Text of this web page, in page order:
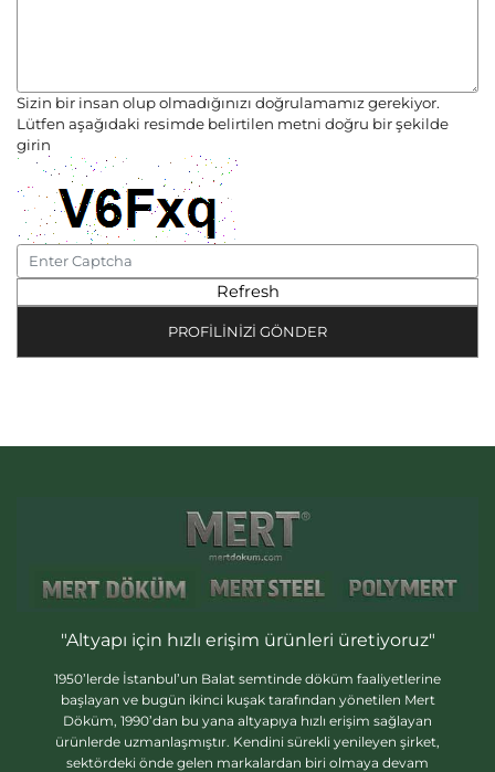
Sizin bir insan olup olmadığınızı doğrulamamız gerekiyor.
Lütfen aşağıdaki resimde belirtilen metni doğru bir şekilde
girin
"Altyapı için hızlı erişim ürünleri üretiyoruz"
1950’lerde İstanbul’un Balat semtinde döküm faaliyetlerine
başlayan ve bugün ikinci kuşak tarafından yönetilen Mert
Döküm, 1990’dan bu yana altyapıya hızlı erişim sağlayan
ürünlerde uzmanlaşmıştır. Kendini sürekli yenileyen şirket,
sektördeki önde gelen markalardan biri olmaya devam